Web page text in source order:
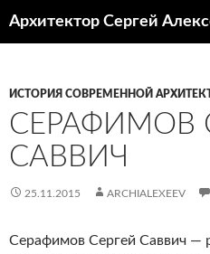
ИСТОРИЯ СОВРЕМЕННОЙ
СЕРАФИМОВ
САВВИЧ
25.11.2015 ARCHIALEXEEV
Серафимов Сергей Саввич —